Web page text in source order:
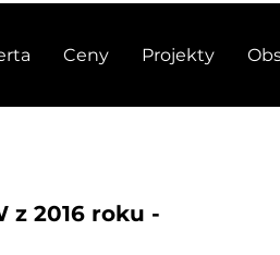
Ceny Projekty
z 2016 roku -